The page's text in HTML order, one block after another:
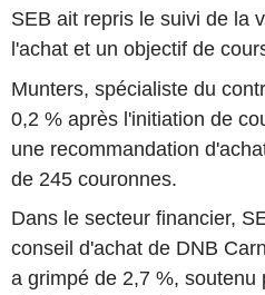
SEB ait repris le suivi de la
l'achat et un objectif de
Munters, spécialiste du
0,2 % après l'initiation de
une recommandation
de 245 couronnes.
Dans le secteur financier,
conseil d'achat de DNB
a grimpé de 2,7 %, soutenu